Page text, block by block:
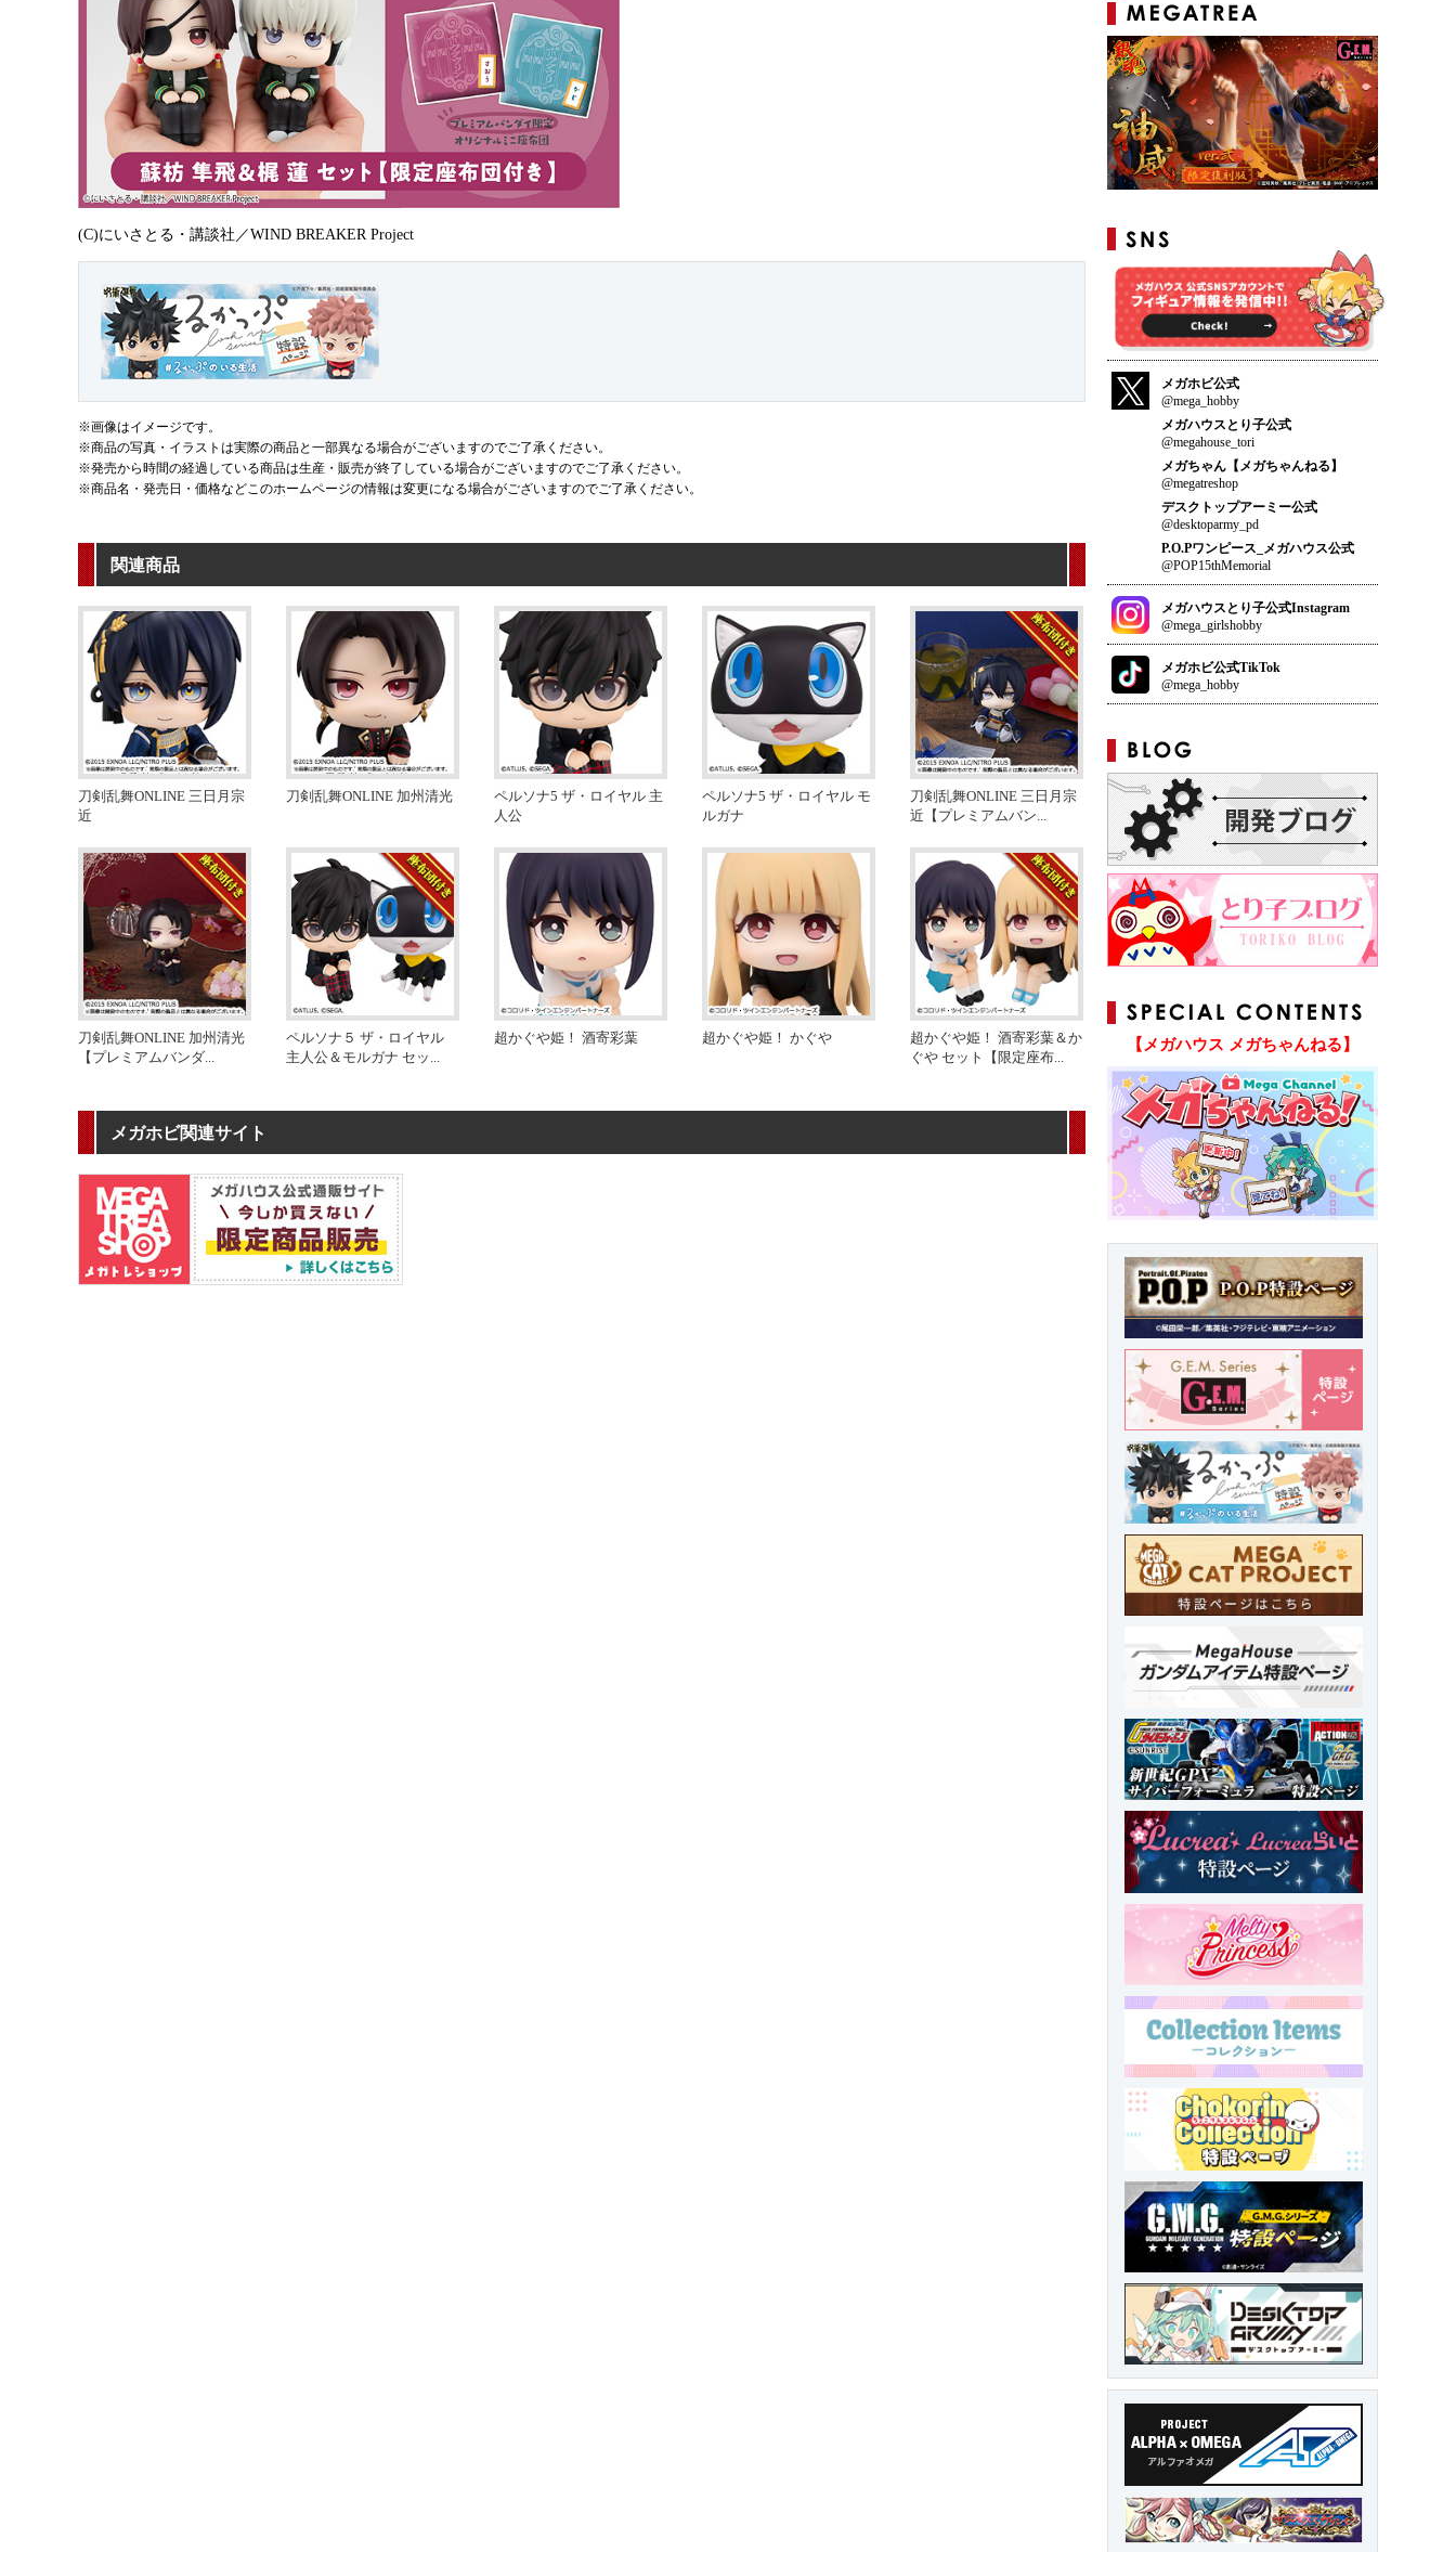
(C)にいさとる・講談社／WIND BREAKER Project
※画像はイメージです。
※商品の写真・イラストは実際の商品と一部異なる場合がございますのでご了承ください。
※発売から時間の経過している商品は生産・販売が終了している場合がございますのでご了承ください。
※商品名・発売日・価格などこのホームページの情報は変更になる場合がございますのでご了承ください。
関連商品
刀剣乱舞ONLINE 三日月宗
近
刀剣乱舞ONLINE 加州清光
ペルソナ5 ザ・ロイヤル 主
人公
ペルソナ5 ザ・ロイヤル モ
ルガナ
刀剣乱舞ONLINE 三日月宗
近【プレミアムバン...
刀剣乱舞ONLINE 加州清光
【プレミアムバンダ...
ペルソナ５ ザ・ロイヤル
主人公＆モルガナ セッ ...
超かぐや姫！ 酒寄彩葉 超かぐや姫！ かぐや
超かぐや姫！ 酒寄彩葉＆か
ぐや セット【限定座布...
メガホビ関連サイト
メガホビ公式
@mega_hobby
メガハウスとり子公式
@megahouse_tori
メガちゃん【メガちゃんねる】
@megatreshop
デスクトップアーミー公式
@desktoparmy_pd
P.O.Pワンピース_メガハウス公式
@POP15thMemorial
メガハウスとり子公式Instagram
@mega_girlshobby
メガホビ公式TikTok
@mega_hobby
【メガハウス メガちゃんねる】